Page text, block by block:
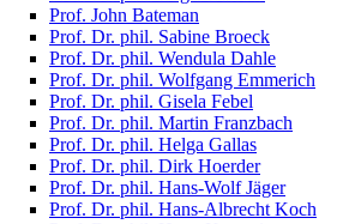
Prof. John Bateman
Prof. Dr. phil. Sabine Broeck
Prof. Dr. phil. Wendula Dahle
Prof. Dr. phil. Wolfgang Emmerich
Prof. Dr. phil. Gisela Febel
Prof. Dr. phil. Martin Franzbach
Prof. Dr. phil. Helga Gallas
Prof. Dr. phil. Dirk Hoerder
Prof. Dr. phil. Hans-Wolf Jäger
Prof. Dr. phil. Hans-Albrecht Koch